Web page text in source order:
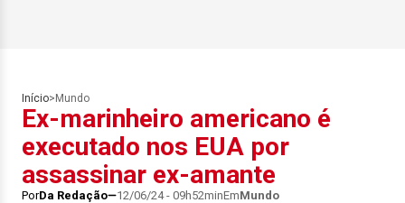
Início> Mundo
Ex-marinheiro americano é
executado nos EUA por
assassinar ex-amante
PorDa Redação 12/06/24 - 09h52minEmMundo